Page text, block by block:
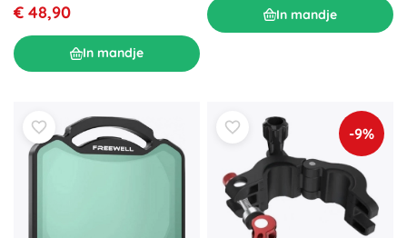
€ 48,90
In mandje
In mandje
-9%